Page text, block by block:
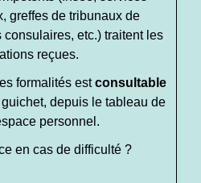
greffes de tribunaux de
etc.) traitent les
reçues.
formalités estconsultable
depuis le tableau de
personnel.
en cas de difficulté ?